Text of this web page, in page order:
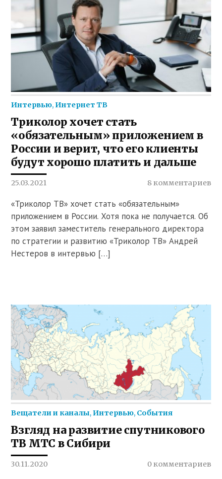
Интервью, Интернет ТВ
Триколор хочет стать
«обязательным» приложением в
России и верит, что его клиенты
будут хорошо платить и дальше
25.03.2021 8 комментариев
«Триколор ТВ» хочет стать «обязательным»
приложением в России. Хотя пока не получается. Об
этом заявил заместитель генерального директора
по стратегии и развитию «Триколор ТВ» Андрей
Нестеров в интервью […]
Вещатели и каналы, Интервью, События
Взгляд на развитие спутникового
ТВ МТС в Сибири
30.11.2020 0 комментариев